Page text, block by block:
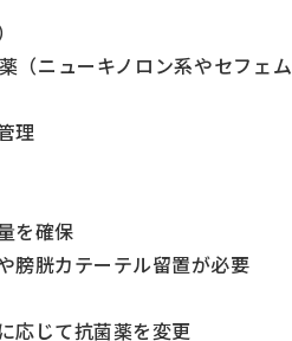
●
●
●
休診日／日曜日、祝日
（ニューキノロン系やセフェム
理
を確保
膀胱カテーテル留置が必要
応じて抗菌薬を変更